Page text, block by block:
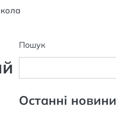
Пошук
Останні новини